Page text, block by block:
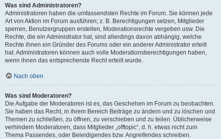
Was sind Administratoren?
Administratoren haben die umfassendsten Rechte im Forum. Sie können jede
Art von Aktion im Forum ausführen; z. B. Berechtigungen setzen, Mitglieder
sperren, Benutzergruppen erstellen, Moderationsrechte vergeben usw. Die
Rechte, die ein Administrator hat, sind allerdings davon abhängig, welche
Rechte ihnen ein Gründer des Forums oder ein anderer Administrator erteilt
hat. Administratoren können auch volle Moderationsberechtigungen haben,
wenn ihnen das entsprechende Recht erteilt wurde.
Nach oben
Was sind Moderatoren?
Die Aufgabe der Moderatoren ist es, das Geschehen im Forum zu beobachten.
Sie haben das Recht, in ihrem Bereich Beiträge zu ändern und zu löschen und
Themen zu schließen, zu öffnen, zu verschieben und zu teilen. Üblicherweise
verhindern Moderatoren, dass Mitglieder „offtopic“, d. h. etwas nicht zum
Thema Passendes, oder Beleidigendes bzw. Angreifendes schreiben.